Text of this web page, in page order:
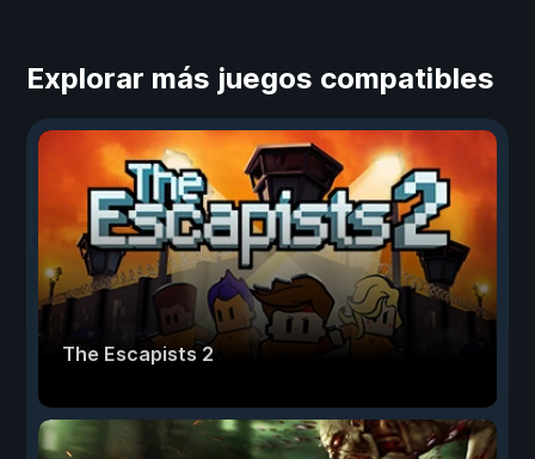
Explorar más juegos compatibles
The Escapists 2